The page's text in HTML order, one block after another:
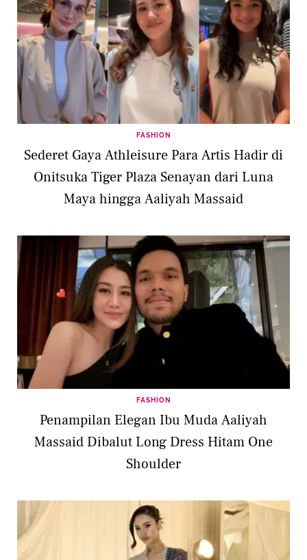
FASHION
Sederet Gaya Athleisure Para Artis Hadir di
Onitsuka Tiger Plaza Senayan dari Luna
Maya hingga Aaliyah Massaid
FASHION
Penampilan Elegan Ibu Muda Aaliyah
Massaid Dibalut Long Dress Hitam One
Shoulder